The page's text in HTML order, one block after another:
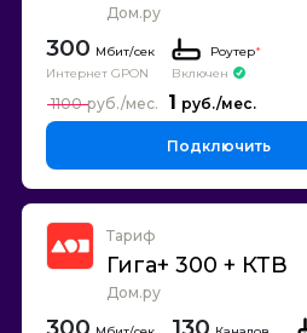
Дом.ру
300
Интернет GPON
Роутер*
Включен
1
1100
Подключить
Тариф
Гига+ 300 + КТВ
Дом.ру